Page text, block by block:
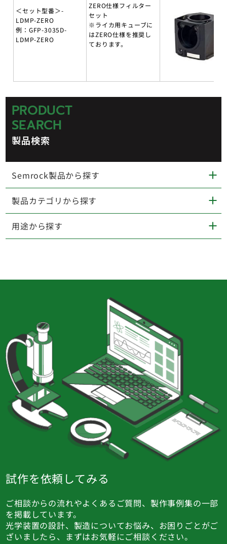
＜セット型番＞-
LDMP-ZERO
例：GFP-3035D-
LDMP-ZERO
ZERO仕様フィルター
セット
※ライカ用キューブに
はZERO仕様を推奨し
ております。
PRODUCT
SEARCH
製品検索
Semrock製品から探す
製品カテゴリから探す
用途から探す
試作を依頼してみる
ご相談からの流れやよくあるご質問、製作事例集の一部
を掲載しています。
光学装置の設計、製造についてお悩み、お困りごとがご
ざいましたら、まずはお気軽にご相談ください。